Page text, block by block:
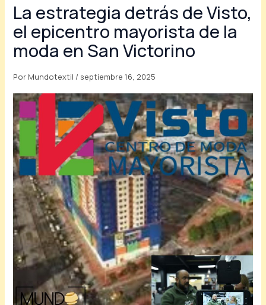
La estrategia detrás de Visto,
el epicentro mayorista de la
moda en San Victorino
Por Mundotextil / septiembre 16, 2025